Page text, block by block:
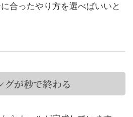
合ったやり方を選べばいいと
が秒で終わる